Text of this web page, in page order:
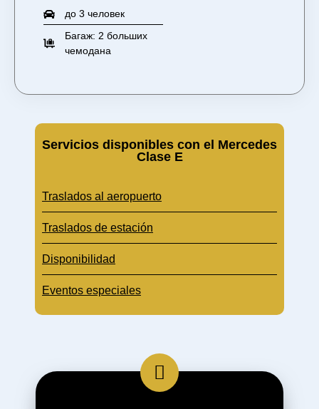
до 3 человек
Багаж: 2 больших
чемодана
Servicios disponibles con el Mercedes
Clase E
Traslados al aeropuerto
Traslados de estación
Disponibilidad
Eventos especiales